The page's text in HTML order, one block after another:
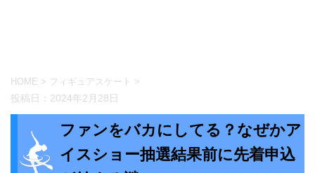
HOME > フィギュアスケート >
投稿日： 2024年2月28日
ファンをバカにしてる？なぜかア
イスショー抽選結果前に先着申込